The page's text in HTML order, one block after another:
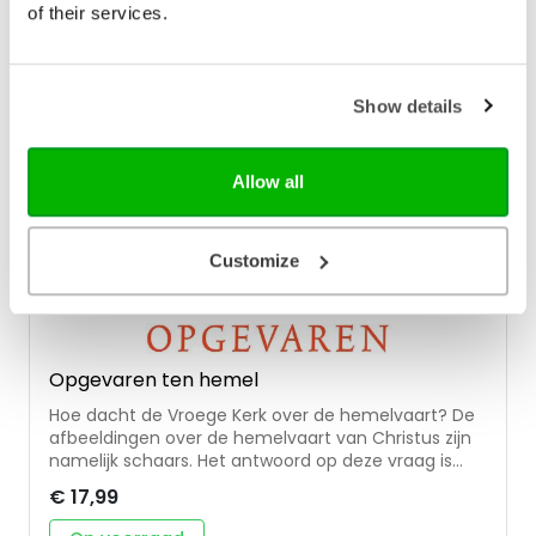
of their services.
Show details
Allow all
Customize
Onder redactie van Anton ten Klooster, met
bijdragen van Frank Bosman, Jedidja van Boven,
Opgevaren ten hemel
Hoe dacht de Vroege Kerk over de hemelvaart? De
afbeeldingen over de hemelvaart van Christus zijn
namelijk schaars. Het antwoord op deze vraag is
dr. M.A. van Willigen je mee door onder andere de
geschriften van belangrijke kerkvaders als
€ 17,99